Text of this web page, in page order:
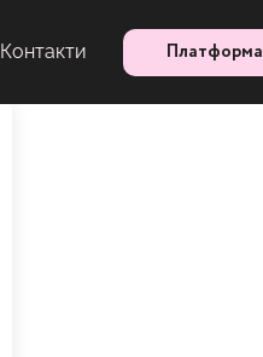
Контакти Платформа